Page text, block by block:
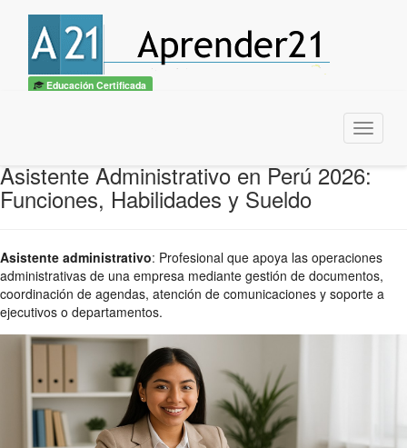
Educación Certificada
Menu
Asistente Administrativo en Perú 2026:
Funciones, Habilidades y Sueldo
Asistente administrativo: Profesional que apoya las operaciones
administrativas de una empresa mediante gestión de documentos,
coordinación de agendas, atención de comunicaciones y soporte a
ejecutivos o departamentos.